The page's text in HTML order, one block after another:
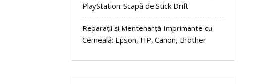
PlayStation: Scapă de Stick Drift
Reparații și Mentenanță Imprimante cu
Cerneală: Epson, HP, Canon, Brother